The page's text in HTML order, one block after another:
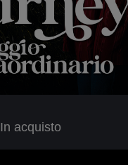
In acquisto